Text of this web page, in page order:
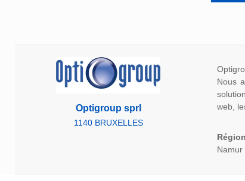
Optigroup sprl
1140 BRUXELLES
Nous
web,